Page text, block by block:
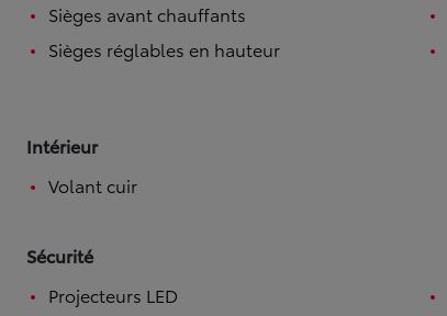
Sièges avant chauffants
Sièges réglables en hauteur
Intérieur
Volant cuir
Sécurité
Projecteurs LED